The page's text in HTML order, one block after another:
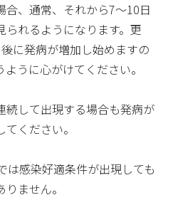
、通常、それから7～10日
れるようになります。更
に発病が増加し始めますの
うに心がけてください。
続して出現する場合も発病が
ください。
は感染好適条件が出現しても
ません。